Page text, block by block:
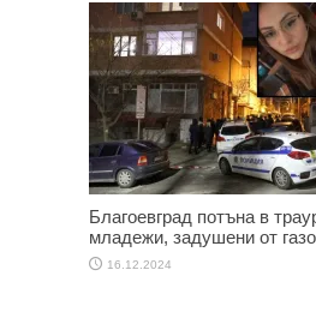
Благоевград потъна в
младежи, задушени от
16.12.2024